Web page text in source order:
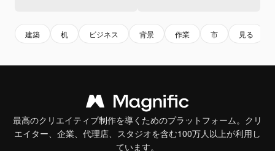
建築 机 ビジネス 背景 作業 市 見る
最高のクリエイティブ制作を導くためのプラットフォーム。クリ
エイター、企業、代理店、スタジオを含む100万人以上が利用し
ています。